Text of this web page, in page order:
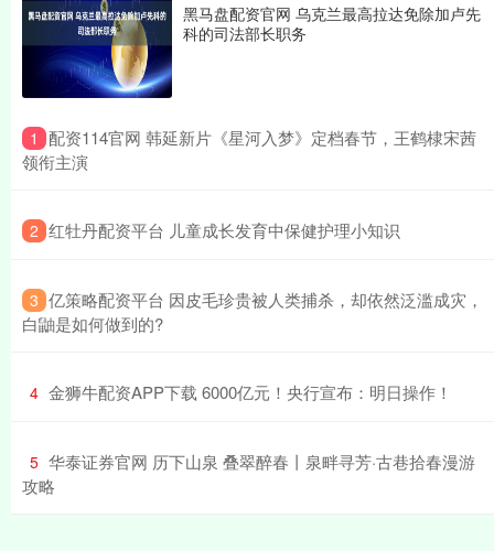
黑马盘配资官网 乌克兰最高拉达免除加卢先
科的司法部长职务
1 ​配资114官网 韩延新片《星河入梦》定档春节，王鹤棣宋茜
领衔主演
2 ​红牡丹配资平台 儿童成长发育中保健护理小知识
3 ​亿策略配资平台 因皮毛珍贵被人类捕杀，却依然泛滥成灾，
白鼬是如何做到的?
4 ​金狮牛配资APP下载 6000亿元！央行宣布：明日操作！
5 ​华泰证券官网 历下山泉 叠翠醉春丨泉畔寻芳·古巷拾春漫游
攻略